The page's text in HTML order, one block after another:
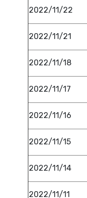
2022/11/22
2022/11/21
2022/11/18
2022/11/17
2022/11/16
2022/11/15
2022/11/14
2022/11/11